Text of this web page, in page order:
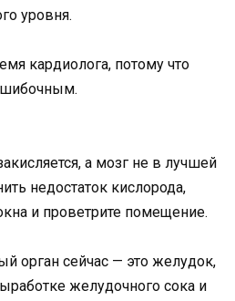
уровня.
кардиолога, потому что
а мозг не в лучшей
недостаток кислорода,
и проветрите помещение.
орган сейчас — это желудок,
желудочного сока и